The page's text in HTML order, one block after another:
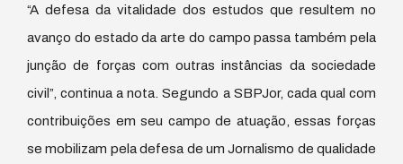
“A defesa da vitalidade dos estudos que resultem no
avanço do estado da arte do campo passa também pela
junção de forças com outras instâncias da sociedade
civil”, continua a nota. Segundo a SBPJor, cada qual com
contribuições em seu campo de atuação, essas forças
se mobilizam pela defesa de um Jornalismo de qualidade